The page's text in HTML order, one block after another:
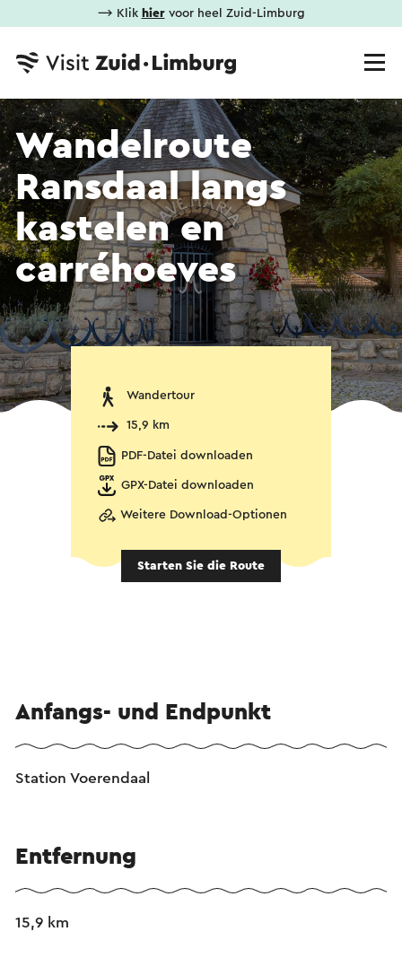
⟶ Klik hiervoor heel Zuid-Limburg
Wandelroute
Ransdaal langs
kastelen en
carréhoeves
Wandertour
15,9 km
PDF-Datei downloaden
GPX-Datei downloaden
Weitere Download-Optionen
Starten Sie die Route
Anfangs- und Endpunkt
Station Voerendaal
Entfernung
15,9 km